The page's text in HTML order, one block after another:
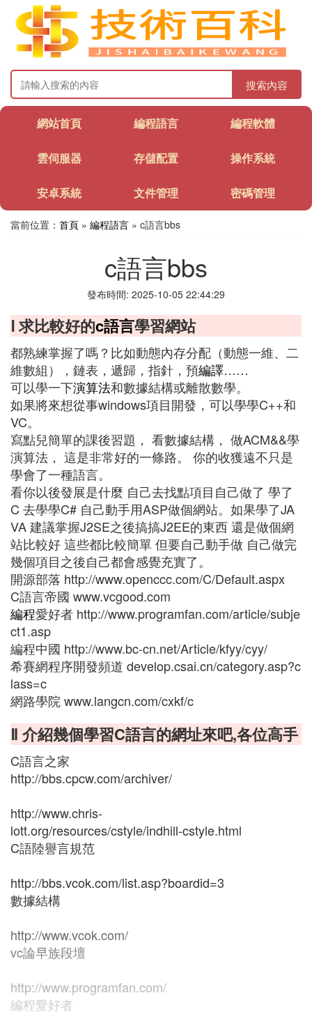
搜索內容
網站首頁 編程語言 編程軟體
雲伺服器 存儲配置 操作系統
安卓系統 文件管理 密碼管理
當前位置： 首頁 » 編程語言 » c語言bbs
c語言bbs
發布時間: 2025-10-05 22:44:29
Ⅰ 求比較好的c語言學習網站
都熟練掌握了嗎？比如動態內存分配（動態一維、二
維數組），鏈表，遞歸，指針，預編譯……
可以學一下演算法和數據結構或離散數學。
如果將來想從事windows項目開發，可以學學C++和
VC。
寫點兒簡單的課後習題， 看數據結構， 做ACM&&學
演算法， 這是非常好的一條路。 你的收獲遠不只是
學會了一種語言。
看你以後發展是什麼 自己去找點項目自己做了 學了
C 去學學C# 自己動手用ASP做個網站。如果學了JA
VA 建議掌握J2SE之後搞搞J2EE的東西 還是做個網
站比較好 這些都比較簡單 但要自己動手做 自己做完
幾個項目之後自己都會感覺充實了。
開源部落 http://www.openccc.com/C/Default.aspx
C語言帝國 www.vcgood.com
編程愛好者 http://www.programfan.com/article/subje
ct1.asp
編程中國 http://www.bc-cn.net/Article/kfyy/cyy/
希賽網程序開發頻道 develop.csai.cn/category.asp?c
lass=c
網路學院 www.langcn.com/cxkf/c
Ⅱ 介紹幾個學習C語言的網址來吧,各位高手
C語言之家
http://bbs.cpcw.com/archiver/
http://www.chris-
lott.org/resources/cstyle/indhill-cstyle.html
C語陸譽言規范
http://bbs.vcok.com/list.asp?boardid=3
數據結構
http://www.vcok.com/
vc論早族段壇
http://www.programfan.com/
編程愛好者